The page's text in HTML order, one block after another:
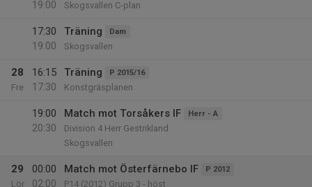
19:00 Skogsvallen C-plan
17:30
19:00
Träning Dam
Skogsvallen
28
Fre
16:15
17:30
Träning P 2015/16
Konstgräsplanen
19:00
20:30
Match mot Torsåkers IF Herr - A
Division 4 Herr Gestrikland
Skogsvallen
29
Lör
00:00
02:00
Match mot Österfärnebo IF P 2012
P14 (2012) Grupp 3 - höst